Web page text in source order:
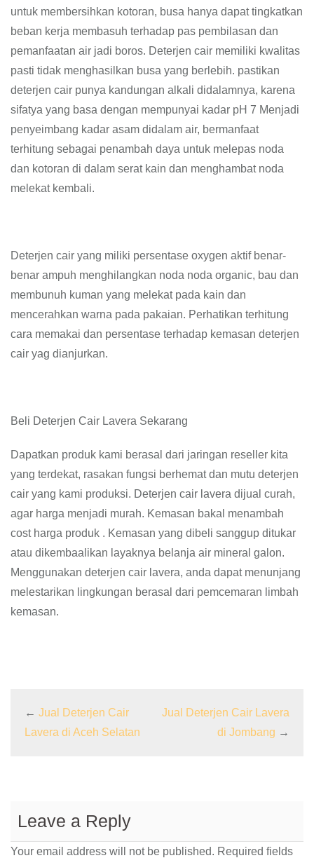
untuk membersihkan kotoran, busa hanya dapat tingkatkan
beban kerja membasuh terhadap pas pembilasan dan
pemanfaatan air jadi boros. Deterjen cair memiliki kwalitas
pasti tidak menghasilkan busa yang berlebih. pastikan
deterjen cair punya kandungan alkali didalamnya, karena
sifatya yang basa dengan mempunyai kadar pH 7 Menjadi
penyeimbang kadar asam didalam air, bermanfaat
terhitung sebagai penambah daya untuk melepas noda
dan kotoran di dalam serat kain dan menghambat noda
melekat kembali.
Deterjen cair yang miliki persentase oxygen aktif benar-
benar ampuh menghilangkan noda noda organic, bau dan
membunuh kuman yang melekat pada kain dan
mencerahkan warna pada pakaian. Perhatikan terhitung
cara memakai dan persentase terhadap kemasan deterjen
cair yag dianjurkan.
Beli Deterjen Cair Lavera Sekarang
Dapatkan produk kami berasal dari jaringan reseller kita
yang terdekat, rasakan fungsi berhemat dan mutu deterjen
cair yang kami produksi. Deterjen cair lavera dijual curah,
agar harga menjadi murah. Kemasan bakal menambah
cost harga produk . Kemasan yang dibeli sanggup ditukar
atau dikembaalikan layaknya belanja air mineral galon.
Menggunakan deterjen cair lavera, anda dapat menunjang
melestarikan lingkungan berasal dari pemcemaran limbah
kemasan.
← Jual Deterjen Cair
Lavera di Aceh Selatan
Jual Deterjen Cair Lavera
di Jombang →
Leave a Reply
Your email address will not be published. Required fields